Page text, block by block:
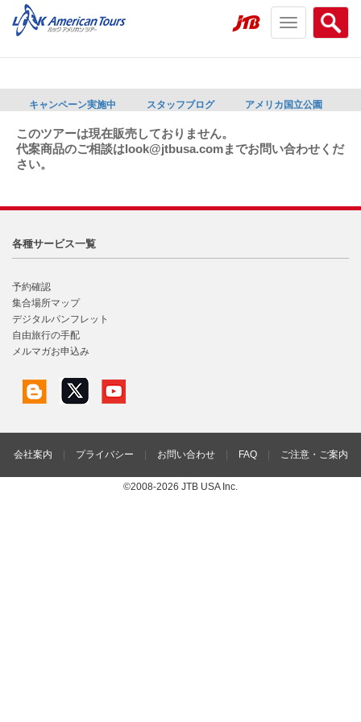
Search
menu
Toggle
navigation
キャンペーン実施中 スタッフブログ アメリカ国立公園
このツアーは現在販売しておりません。
代案商品のご相談はlook@jtbusa.comまでお問い合わせくだ
さい。
各種サービス一覧
予約確認
集合場所マップ
デジタルパンフレット
自由旅行の手配
メルマガお申込み
会社案内 プライバシー お問い合わせ FAQ ご注意・ご案内
©2008-2026 JTB USA Inc.